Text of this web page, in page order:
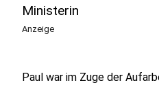
Ministerin
Anzeige
Paul war im Zuge der